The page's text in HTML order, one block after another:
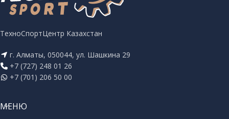
ТехноСпортЦентр Казахстан
г. Алматы, 050044, ул. Шашкина 29
+7 (727) 248 01 26
+7 (701) 206 50 00
МЕНЮ